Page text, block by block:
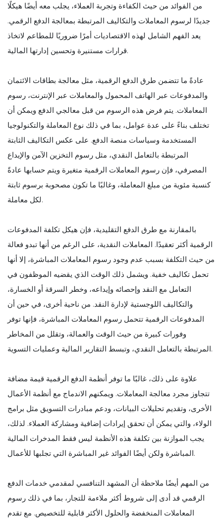
من الفوائد من حيث الكفاءة وتجربة العملاء، يجلب معه أيضًا هيكلًا
جديدًا لرسوم المعاملات والتكاليف المرتبطة بمعالجة الدفع الرقمي.
يعد الفهم الشامل لهذه الاقتصاديات أمرًا ضروريًا للمطاعم لاتخاذ
قرارات مستنيرة وتحسين إدارتها المالية.
عادةً ما تتضمن طرق الدفع الرقمية، مثل معالجة بطاقات الائتمان
والمدفوعات عبر الهاتف المحمول والمعاملات عبر الإنترنت، رسوم
المعاملات. يتم فرض هذه الرسوم من قبل معالجي الدفع ويمكن أن
تختلف بناءً على عدة عوامل، بما في ذلك نوع المعاملة والتكنولوجيا
المستخدمة وسياسات منصة الدفع. على عكس التكاليف الثابتة
المرتبطة بالتعامل النقدي، مثل رسوم التخزين الآمن والإيداع
المصرفي، فإن رسوم المعاملات الرقمية متغيرة ويتم حسابها عادةً
كنسبة مئوية من مبلغ المعاملة، وغالبًا ما تكون مصحوبة برسوم ثابتة
لكل معاملة.
بالمقارنة مع طرق الدفع التقليدية، فإن هيكل تكلفة المدفوعات
الرقمية أكثر تعقيدًا. المعاملات النقدية، على الرغم من أنها تبدو فعالة
من حيث التكلفة بسبب عدم وجود رسوم المعاملات المباشرة، إلا أنها
تحمل تكاليف خفية. ويشمل ذلك الوقت الذي يقضيه الموظفون في
التعامل مع النقد وإحصائه وإيداعه، وخطر السرقة أو الخسارة،
والتكاليف اللوجستية لإدارة النقد. من ناحية أخرى، في حين أن
المدفوعات الرقمية تتحمل رسوم المعاملات المباشرة، فإنها توفر
وفورات كبيرة من حيث الوقت والعمالة، وتقلل من المخاطر
المرتبطة بالتعامل النقدي، وتبسط التقارير المالية وعمليات التسوية.
علاوة على ذلك، غالبًا ما توفر أنظمة الدفع الرقمية قيمة مضافة
تتجاوز مجرد معالجة المعاملات. ويمكنهم الاندماج مع أنظمة الأعمال
الأخرى، وتقديم تحليلات البيانات، ودعم مبادرات التسويق مثل برامج
الولاء، والتي يمكن أن تحقق إيرادات إضافية ومشاركة العملاء. لذلك،
يجب الموازنة بين تكلفة هذه الأنظمة ليس فقط المدخرات المالية
المباشرة ولكن أيضًا الفوائد غير المباشرة التي تجلبها للأعمال.
من المهم أيضًا ملاحظة أن المشهد التنافسي لمقدمي خدمات الدفع
الرقمي قد أدى إلى شروط أكثر ملاءمة للتجار، بما في ذلك رسوم
المعاملات المنخفضة والحلول الأكثر قابلية للتخصيص. مع تقدم